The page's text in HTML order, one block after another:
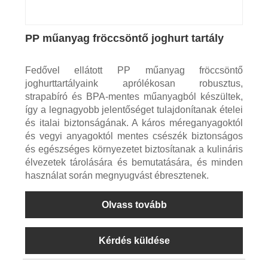
PP műanyag fröccsöntő joghurt tartály
Fedővel ellátott PP műanyag fröccsöntő
joghurttartályaink aprólékosan robusztus,
strapabíró és BPA-mentes műanyagból készültek,
így a legnagyobb jelentőséget tulajdonítanak ételei
és italai biztonságának. A káros méreganyagoktól
és vegyi anyagoktól mentes csészék biztonságos
és egészséges környezetet biztosítanak a kulináris
élvezetek tárolására és bemutatására, és minden
használat során megnyugvást ébresztenek.
Olvass tovább
Kérdés küldése